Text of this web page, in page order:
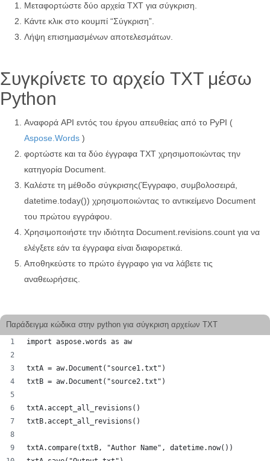
Μεταφορτώστε δύο αρχεία TXT για σύγκριση.
Κάντε κλικ στο κουμπί “Σύγκριση”.
Λήψη επισημασμένων αποτελεσμάτων.
Συγκρίνετε το αρχείο TXT μέσω
Python
Αναφορά API εντός του έργου απευθείας από το PyPI (
Aspose.Words )
φορτώστε και τα δύο έγγραφα TXT χρησιμοποιώντας την
κατηγορία Document.
Καλέστε τη μέθοδο σύγκρισης(Έγγραφο, συμβολοσειρά,
datetime.today()) χρησιμοποιώντας το αντικείμενο Document
του πρώτου εγγράφου.
Χρησιμοποιήστε την ιδιότητα Document.revisions.count για να
ελέγξετε εάν τα έγγραφα είναι διαφορετικά.
Αποθηκεύστε το πρώτο έγγραφο για να λάβετε τις
αναθεωρήσεις.
Παράδειγμα κώδικα στην python για σύγκριση αρχείων TXT
import aspose.words as aw
txtA = aw.Document("source1.txt")
txtB = aw.Document("source2.txt")
txtA.accept_all_revisions()
txtB.accept_all_revisions()
txtA.compare(txtB, "Author Name", datetime.now())